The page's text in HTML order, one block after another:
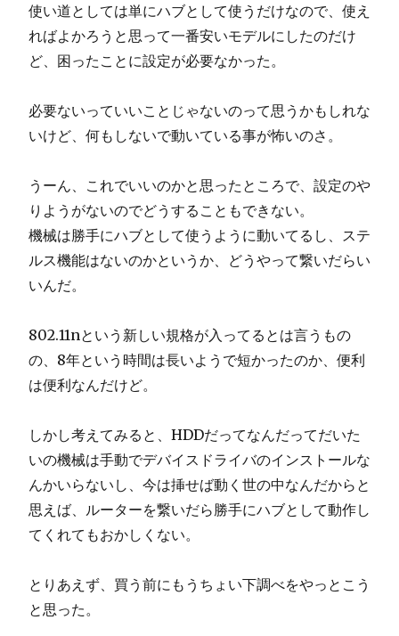
使い道としては単にハブとして使うだけなので、使え
ればよかろうと思って一番安いモデルにしたのだけ
ど、困ったことに設定が必要なかった。
必要ないっていいことじゃないのって思うかもしれな
いけど、何もしないで動いている事が怖いのさ。
うーん、これでいいのかと思ったところで、設定のや
りようがないのでどうすることもできない。
機械は勝手にハブとして使うように動いてるし、ステ
ルス機能はないのかというか、どうやって繋いだらい
いんだ。
802.11nという新しい規格が入ってるとは言うもの
の、8年という時間は長いようで短かったのか、便利
は便利なんだけど。
しかし考えてみると、HDDだってなんだってだいた
いの機械は手動でデバイスドライバのインストールな
んかいらないし、今は挿せば動く世の中なんだからと
思えば、ルーターを繋いだら勝手にハブとして動作し
てくれてもおかしくない。
とりあえず、買う前にもうちょい下調べをやっとこう
と思った。